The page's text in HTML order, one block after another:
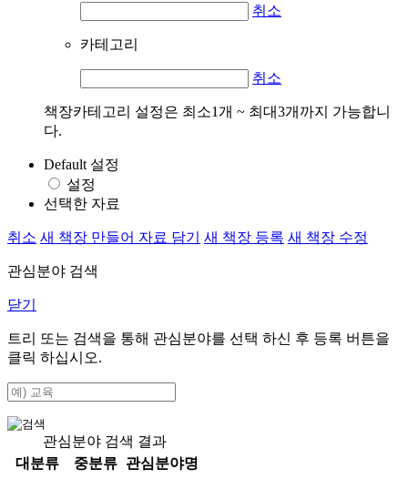
취소
카테고리
취소
책장카테고리 설정은 최소1개 ~ 최대3개까지 가능합니
다.
Default 설정
설정
선택한 자료
취소 새 책장 만들어 자료 담기 새 책장 등록 새 책장 수정
관심분야 검색
닫기
트리 또는 검색을 통해 관심분야를 선택 하신 후 등록 버튼을
클릭 하십시오.
관심분야 검색 결과
대분류
중분류
관심분야명